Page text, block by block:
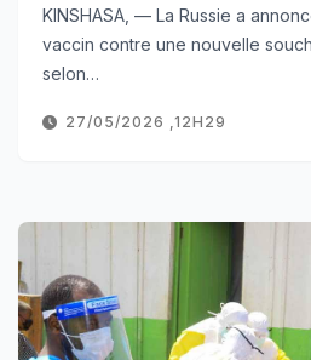
KINSHASA, — La Russie a
vaccin contre une nouvelle
selon…
27/05/2026 ,12H29